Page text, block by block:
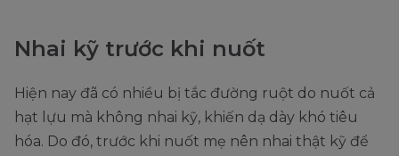
Nhai kỹ trước khi nuốt
Hiện nay đã có nhiều bị tắc đường ruột do nuốt cả
hạt lựu mà không nhai kỹ, khiến dạ dày khó tiêu
hóa. Do đó, trước khi nuốt mẹ nên nhai thật kỹ để